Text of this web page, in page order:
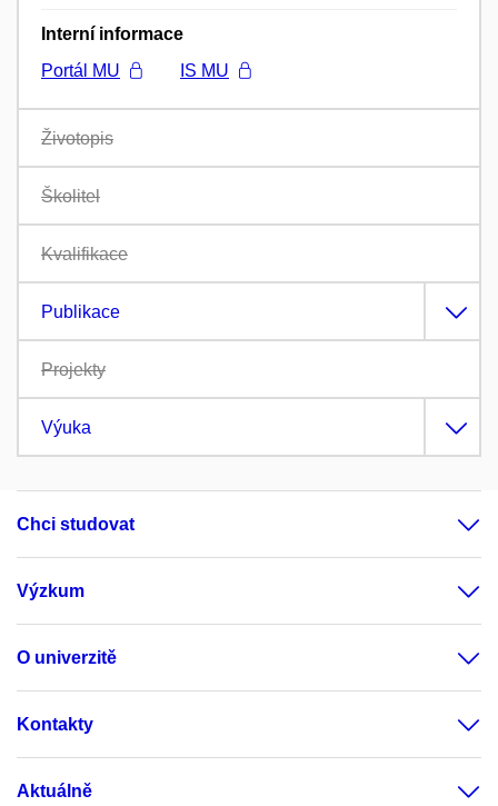
Interní informace
Portál MU
IS MU
Životopis
Školitel
Kvalifikace
Publikace
Projekty
Výuka
Chci studovat
Výzkum
O univerzitě
Kontakty
Aktuálně